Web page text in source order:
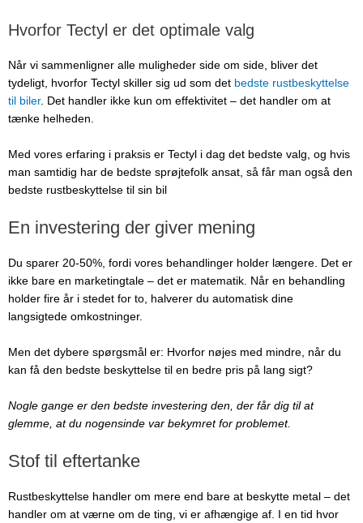
Hvorfor Tectyl er det optimale valg
Når vi sammenligner alle muligheder side om side, bliver det
tydeligt, hvorfor Tectyl skiller sig ud som det bedste rustbeskyttelse
til biler. Det handler ikke kun om effektivitet – det handler om at
tænke helheden.
Med vores erfaring i praksis er Tectyl i dag det bedste valg, og hvis
man samtidig har de bedste sprøjtefolk ansat, så får man også den
bedste rustbeskyttelse til sin bil
En investering der giver mening
Du sparer 20-50%, fordi vores behandlinger holder længere. Det er
ikke bare en marketingtale – det er matematik. Når en behandling
holder fire år i stedet for to, halverer du automatisk dine
langsigtede omkostninger.
Men det dybere spørgsmål er: Hvorfor nøjes med mindre, når du
kan få den bedste beskyttelse til en bedre pris på lang sigt?
Nogle gange er den bedste investering den, der får dig til at
glemme, at du nogensinde var bekymret for problemet.
Stof til eftertanke
Rustbeskyttelse handler om mere end bare at beskytte metal – det
handler om at værne om de ting, vi er afhængige af. I en tid hvor